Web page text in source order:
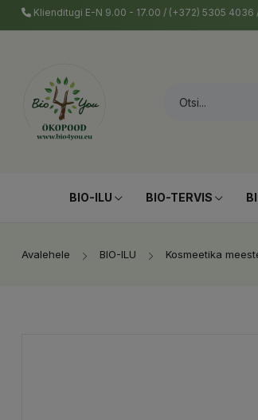
Klienditugi E-N 9.00 - 17.00 / (+372) 5305
BIO-ILU BIO-TERVIS
Avalehele BIO-ILU Kosmeetika